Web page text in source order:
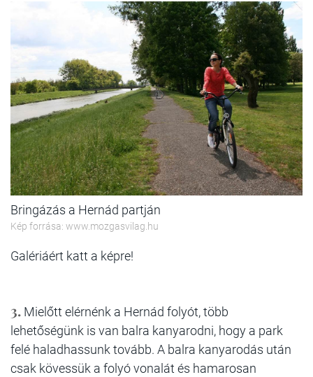
Bringázás a Hernád partján
Kép forrása: www.mozgasvilag.hu
Galériáért katt a képre!
3. Mielőtt elérnénk a Hernád folyót, több
lehetőségünk is van balra kanyarodni, hogy a park
felé haladhassunk tovább. A balra kanyarodás után
csak kövessük a folyó vonalát és hamarosan